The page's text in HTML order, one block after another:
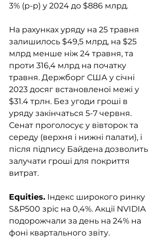
3% (р-р) у 2024 до $886 млрд.
На рахунках уряду на 25 травня
залишилось $49,5 млрд, на $25
млрд менше ніж 24 травня, та
проти 316,4 млрд на початку
травня. Держборг США у січні
2023 досяг встановленої межі у
$31.4 трлн. Без угоди гроші в
уряду закінчаться 5-7 червня.
Сенат проголосує у вівторок та
середу (верхня і нижні палати), і
після підпису Байдена дозволить
залучати гроші для покриття
витрат.
Equities. Індекс широкого ринку
S&P500 зріс на 0,4%. Акції NVIDIA
подорожчали за день на 24% на
фоні квартального звіту.